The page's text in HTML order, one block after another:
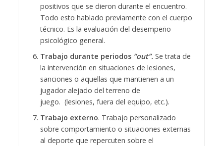
positivos que se dieron durante el encuentro.
Todo esto hablado previamente con el cuerpo
técnico. Es la evaluación del desempeño
psicológico general.
Trabajo durante periodos “out”. Se trata de
la intervención en situaciones de lesiones,
sanciones o aquellas que mantienen a un
jugador alejado del terreno de
juego. (lesiones, fuera del equipo, etc.).
Trabajo externo. Trabajo personalizado
sobre comportamiento o situaciones externas
al deporte que repercuten sobre el